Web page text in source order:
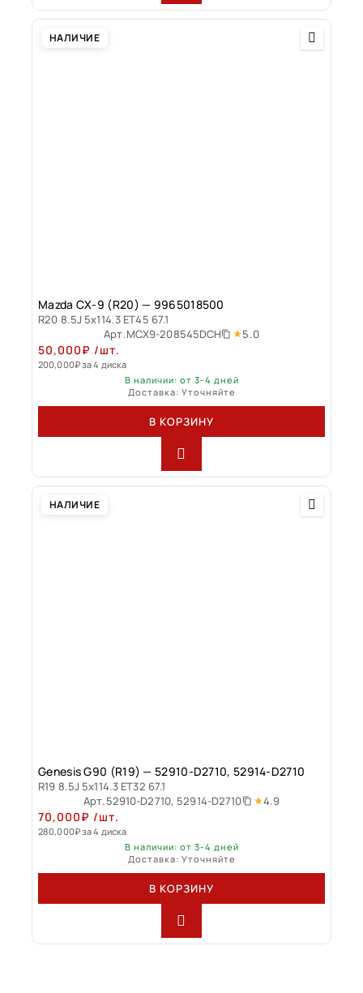
НАЛИЧИЕ
Mazda CX-9 (R20) — 9965018500
R20 8.5J 5x114.3 ET45 67.1
Арт.MCX9-208545DCH 5.0
50,000₽ /шт.
200,000₽за 4 диска
В наличии: от 3-4 дней
Доставка: Уточняйте
В КОРЗИНУ
НАЛИЧИЕ
Genesis G90 (R19) — 52910-D2710, 52914-D2710
R19 8.5J 5x114.3 ET32 67.1
Арт.52910-D2710, 52914-D2710 4.9
70,000₽ /шт.
280,000₽за 4 диска
В наличии: от 3-4 дней
Доставка: Уточняйте
В КОРЗИНУ